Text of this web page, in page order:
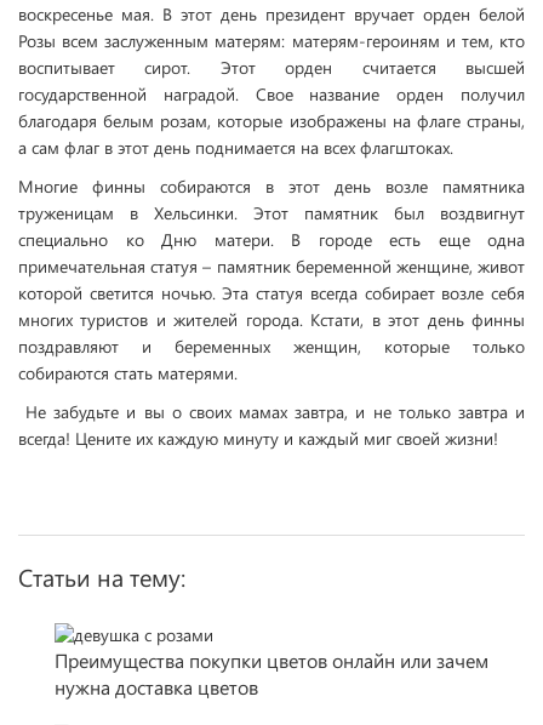
воскресенье мая. В этот день президент вручает орден белой
Розы всем заслуженным матерям: матерям-героиням и тем, кто
воспитывает сирот. Этот орден считается высшей
государственной наградой. Свое название орден получил
благодаря белым розам, которые изображены на флаге страны,
а сам флаг в этот день поднимается на всех флагштоках.
Многие финны собираются в этот день возле памятника
труженицам в Хельсинки. Этот памятник был воздвигнут
специально ко Дню матери. В городе есть еще одна
примечательная статуя – памятник беременной женщине, живот
которой светится ночью. Эта статуя всегда собирает возле себя
многих туристов и жителей города. Кстати, в этот день финны
поздравляют и беременных женщин, которые только
собираются стать матерями.
Не забудьте и вы о своих мамах завтра, и не только завтра и
всегда! Цените их каждую минуту и каждый миг своей жизни!
Статьи на тему:
Преимущества покупки цветов онлайн или зачем
нужна доставка цветов